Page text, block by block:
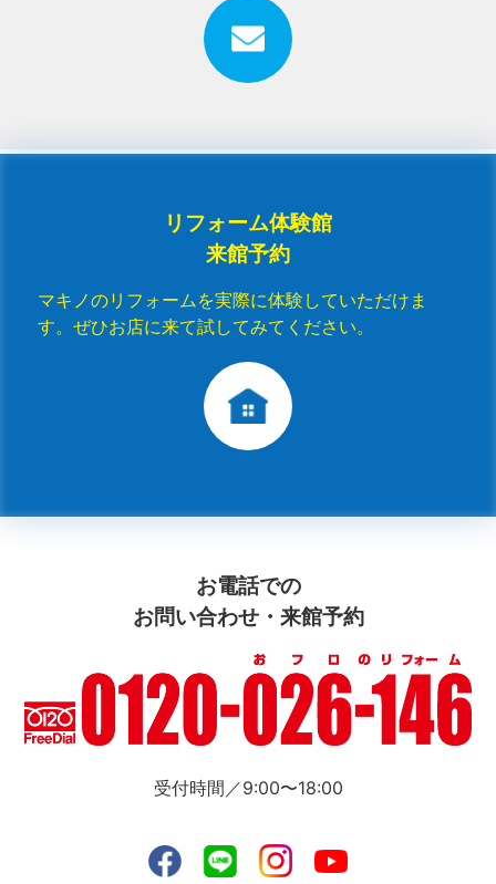
リフォーム体験館
来館予約
マキノのリフォームを実際に体験していただけま
す。ぜひお店に来て試してみてください。
お電話での
お問い合わせ・来館予約
受付時間／9:00〜18:00